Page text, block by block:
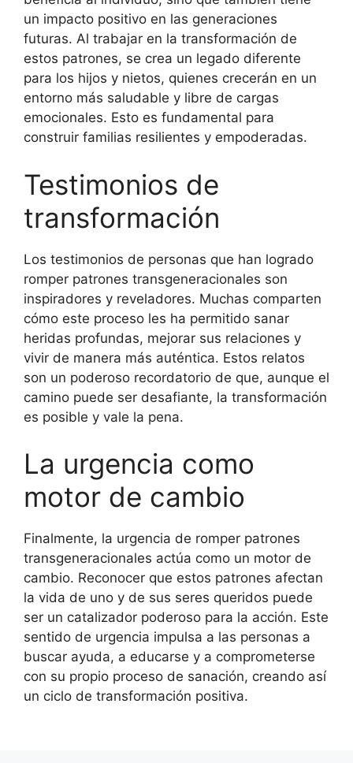
un impacto positivo en las generaciones
futuras. Al trabajar en la transformación de
estos patrones, se crea un legado diferente
para los hijos y nietos, quienes crecerán en un
entorno más saludable y libre de cargas
emocionales. Esto es fundamental para
construir familias resilientes y empoderadas.
Testimonios de
transformación
Los testimonios de personas que han logrado
romper patrones transgeneracionales son
inspiradores y reveladores. Muchas comparten
cómo este proceso les ha permitido sanar
heridas profundas, mejorar sus relaciones y
vivir de manera más auténtica. Estos relatos
son un poderoso recordatorio de que, aunque el
camino puede ser desafiante, la transformación
es posible y vale la pena.
La urgencia como
motor de cambio
Finalmente, la urgencia de romper patrones
transgeneracionales actúa como un motor de
cambio. Reconocer que estos patrones afectan
la vida de uno y de sus seres queridos puede
ser un catalizador poderoso para la acción. Este
sentido de urgencia impulsa a las personas a
buscar ayuda, a educarse y a comprometerse
con su propio proceso de sanación, creando así
un ciclo de transformación positiva.